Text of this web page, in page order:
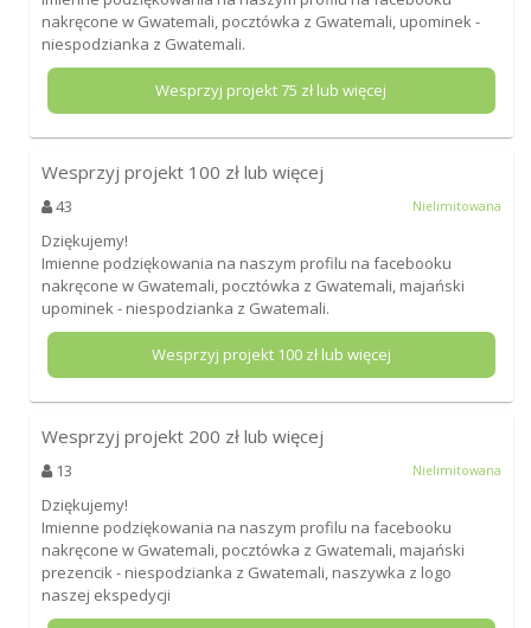
nakręcone w Gwatemali, pocztówka z Gwatemali, upominek -
niespodzianka z Gwatemali.
Wesprzyj projekt75 zł lub więcej
Wesprzyj projekt 100 zł lub więcej
43 Nielimitowana
Dziękujemy!
Imienne podziękowania na naszym profilu na facebooku
nakręcone w Gwatemali, pocztówka z Gwatemali, majański
upominek - niespodzianka z Gwatemali.
Wesprzyj projekt 100zł lub więcej
Wesprzyj projekt 200 zł lub więcej
13 Nielimitowana
Dziękujemy!
Imienne podziękowania na naszym profilu na facebooku
nakręcone w Gwatemali, pocztówka z Gwatemali, majański
prezencik - niespodzianka z Gwatemali, naszywka z logo
naszej ekspedycji